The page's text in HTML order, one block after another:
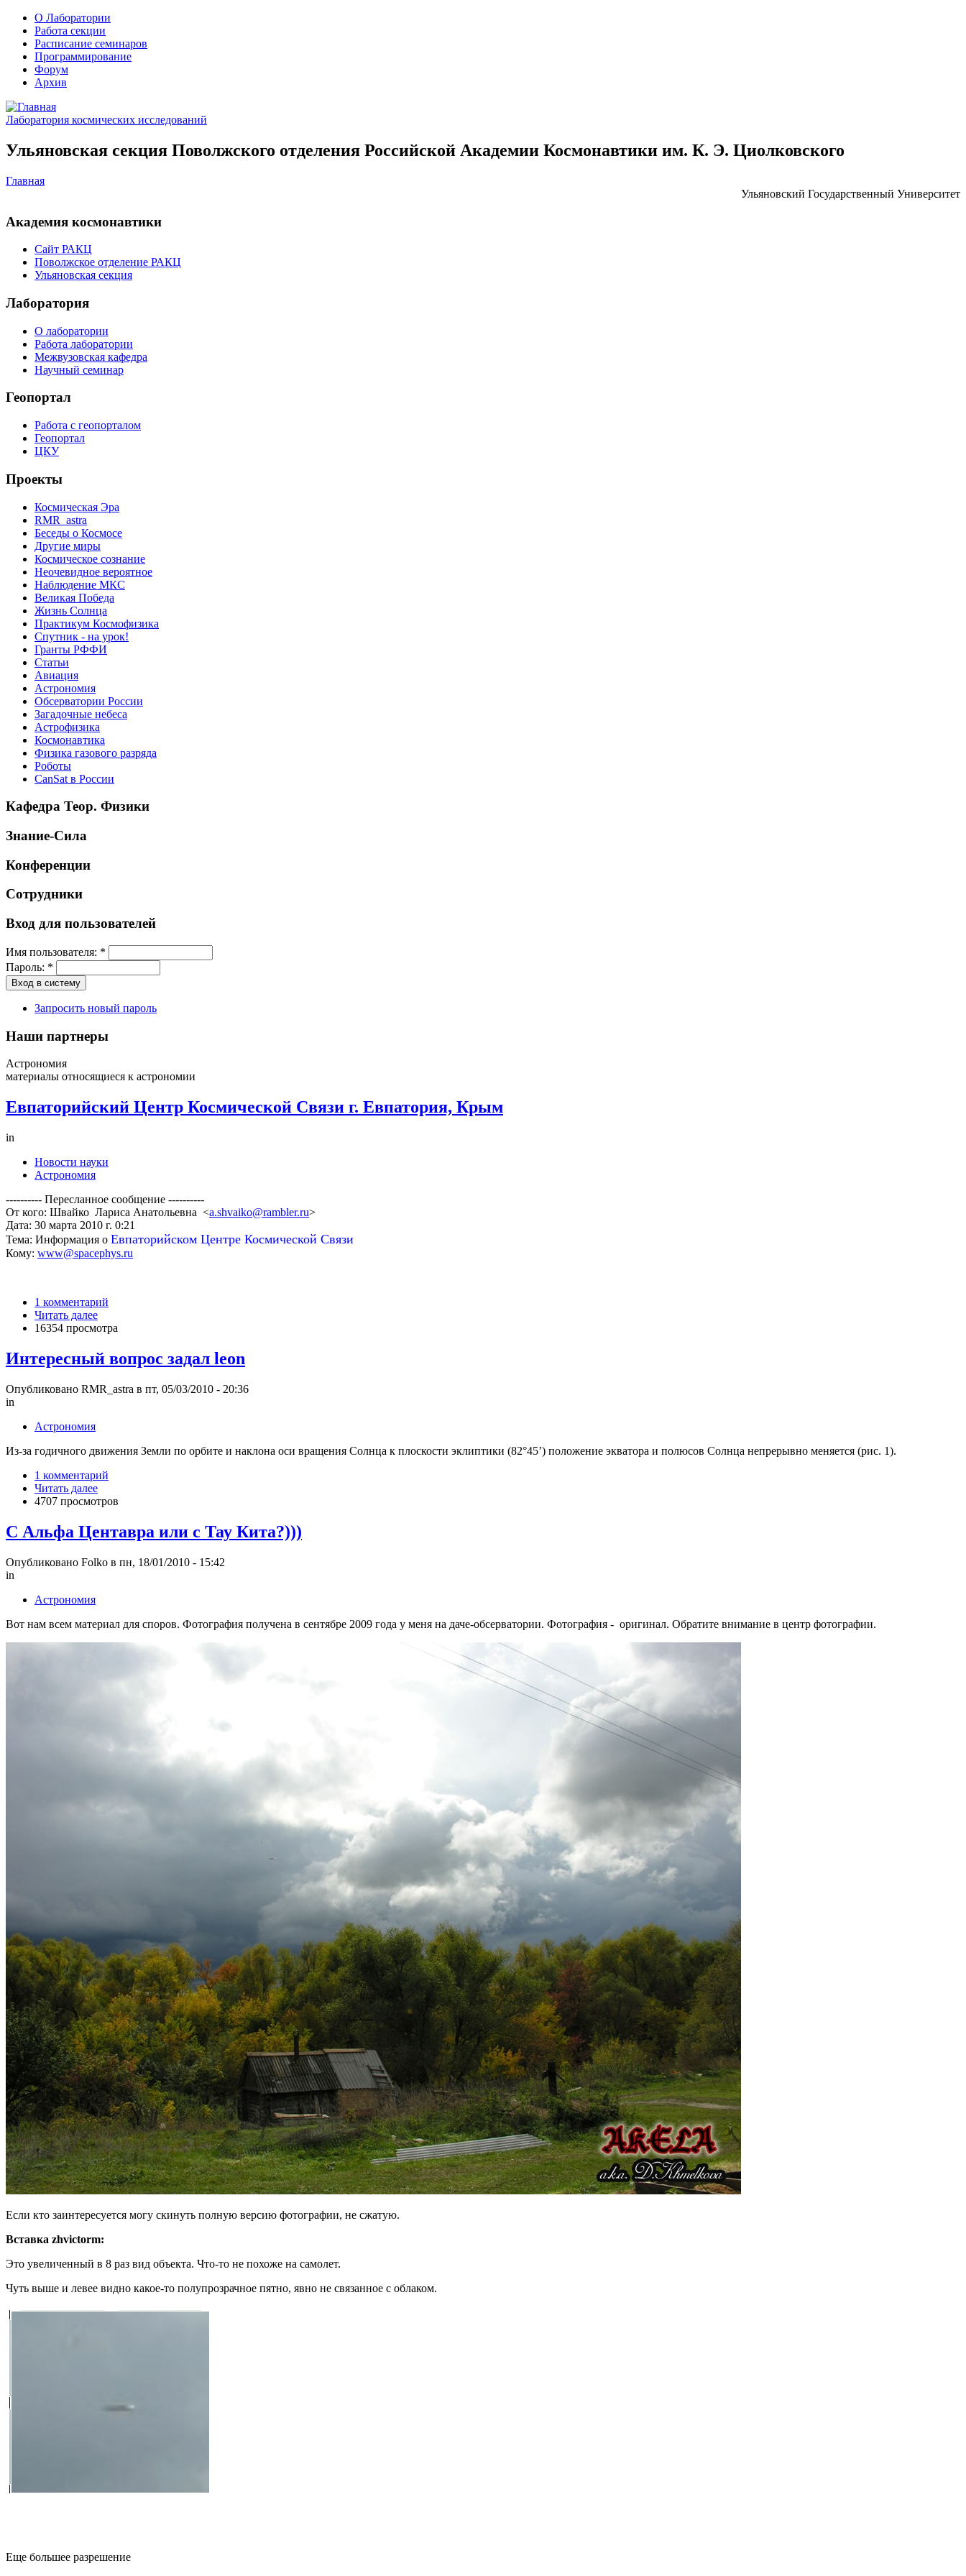
О Лаборатории
Работа секции
Расписание семинаров
Программирование
Форум
Архив
Лаборатория космических исследований
Ульяновская секция Поволжского отделения Российской Академии Космонавтики им. К. Э. Циолковского
Главная
Ульяновский Государственный Университет
Академия космонавтики
Сайт РАКЦ
Поволжское отделение РАКЦ
Ульяновская секция
Лаборатория
О лаборатории
Работа лаборатории
Межвузовская кафедра
Научный семинар
Геопортал
Работа с геопорталом
Геопортал
ЦКУ
Проекты
Космическая Эра
RMR_astra
Беседы о Космосе
Другие миры
Космическое сознание
Неочевидное вероятное
Наблюдение МКС
Великая Победа
Жизнь Солнца
Практикум Космофизика
Спутник - на урок!
Гранты РФФИ
Статьи
Авиация
Астрономия
Обсерватории России
Загадочные небеса
Астрофизика
Космонавтика
Физика газового разряда
Роботы
CanSat в России
Кафедра Теор. Физики
Знание-Сила
Конференции
Сотрудники
Вход для пользователей
Имя пользователя: *
Пароль: *
Запросить новый пароль
Наши партнеры
Астрономия
материалы относящиеся к астрономии
Евпаторийский Центр Космической Связи г. Евпатория, Крым
in
Новости науки
Астрономия
---------- Пересланное сообщение ----------
От кого: Швайко Лариса Анатольевна <a.shvaiko@rambler.ru>
Дата: 30 марта 2010 г. 0:21
Тема: Информация о Евпаторийском Центре Космической Связи
Кому: www@spacephys.ru
1 комментарий
Читать далее
16354 просмотра
Интересный вопрос задал leon
Опубликовано RMR_astra в пт, 05/03/2010 - 20:36
in
Астрономия
Из-за годичного движения Земли по орбите и наклона оси вращения Солнца к плоскости эклиптики (82°45’) положение экватора и полюсов Солнца непрерывно меняется (рис. 1).
1 комментарий
Читать далее
4707 просмотров
С Альфа Центавра или с Тау Кита?)))
Опубликовано Folko в пн, 18/01/2010 - 15:42
in
Астрономия
Вот нам всем материал для споров. Фотография получена в сентябре 2009 года у меня на даче-обсерватории. Фотография - оригинал. Обратите внимание в центр фотографии.
Если кто заинтересуется могу скинуть полную версию фотографии, не сжатую.
Вставка zhvictorm:
Это увеличенный в 8 раз вид объекта. Что-то не похоже на самолет.
Чуть выше и левее видно какое-то полупрозрачное пятно, явно не связанное с облаком.
Еще большее разрешение